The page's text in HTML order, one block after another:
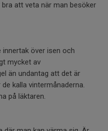
att veta när man besöker
över isen och
mycket av
än undantag att det är
kalla vintermånaderna.
på läktaren.